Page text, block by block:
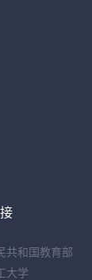
共和国教育部
大学